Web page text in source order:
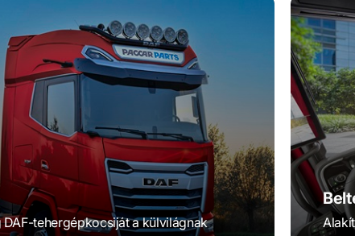
DAF-tehergépkocsiját a külvilágnak